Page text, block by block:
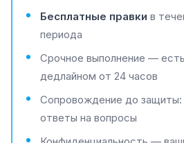
Бесплатные правки в
периода
Срочное выполнение —
дедлайном от 24 часов
Сопровождение до защиты:
ответы на вопросы